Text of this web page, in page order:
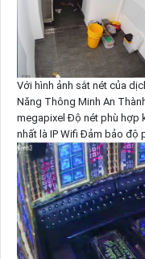
Với hình ảnh sắt nét của
Năng Thông Minh An
megapixel Độ nét phù hợp
nhất là IP Wifi Đảm bảo độ